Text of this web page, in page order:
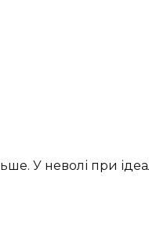
У неволі при